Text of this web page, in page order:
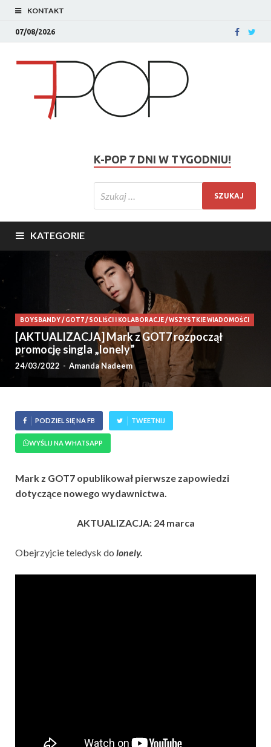
KONTAKT
07/08/2026
K-POP 7 DNI W TYGODNIU!
KATEGORIE
BOYSBANDY/GOT7/SOLIŚCI I KOLABORACJE/WSZYSTKIE WIADOMOŚCI
[AKTUALIZACJA] Mark z GOT7 rozpoczął
promocję singla „lonely”
24/03/2022 - Amanda Nadeem
PODZIEL SIĘ NA FB TWEETNIJ
WYŚLIJ NA WHATSAPP
Mark z GOT7 opublikował pierwsze zapowiedzi
dotyczące nowego wydawnictwa.
AKTUALIZACJA: 24 marca
Obejrzyjcie teledysk do lonely.